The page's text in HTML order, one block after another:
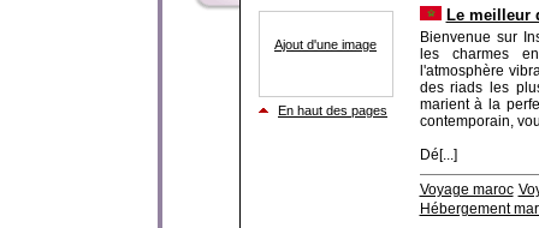
Ajout d'une image
En haut des pages
Le meilleur
Bienvenue sur
les charmes
l'atmosphère
des riads les
marient à la
contemporain,
Dé[...]
Voyage maroc
Hébergement